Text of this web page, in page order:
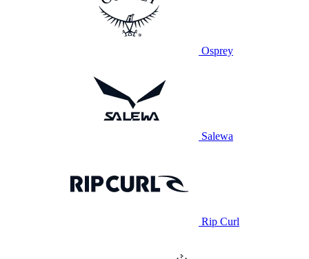
Osprey
Salewa
Rip Curl